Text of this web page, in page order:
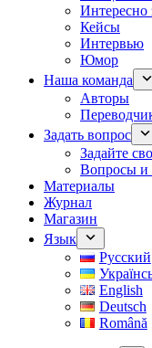
Интересно
Кейсы
Интервью
Юмор
Наша команда
Авторы
Задать вопрос
Задайте
Вопросы и
Материалы
Журнал
Магазин
Язык
Русский
English
Deutsch
Română